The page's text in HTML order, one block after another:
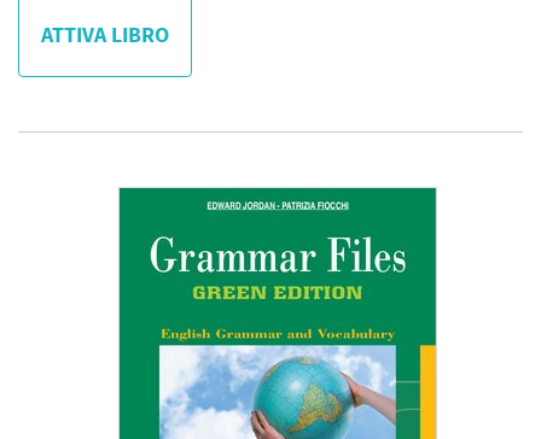
ATTIVA LIBRO